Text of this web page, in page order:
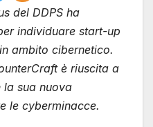
del DDPS ha
individuare start-up
ambito cibernetico.
è riuscita a
sua nuova
le cyberminacce.